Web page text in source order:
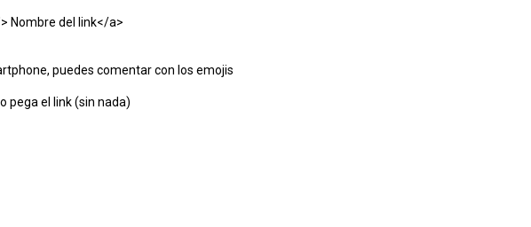
Nombre del link</a>
puedes comentar con los emojis
pega el link (sin nada)